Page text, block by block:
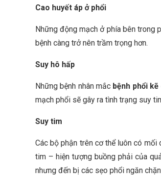
Cao huyết áp ở phổi
Những động mạch ở phía bên trong
bệnh càng trở nên trầm trọng hơn.
Suy hô hấp
Những bệnh nhân mắc bệnh phổi kẽ
mạch phổi sẽ gây ra tình trạng suy
Suy tim
Các bộ phận trên cơ thể luôn có mối
tim – hiện tượng buồng phải của
nhưng đến bị các sẹo phổi ngăn